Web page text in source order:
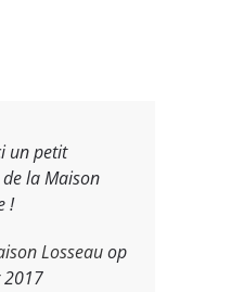
un petit
la Maison
!
Losseauop
2017